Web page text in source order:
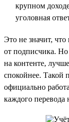
крупном
уголовная
Это не значит,
от подписчика. Но
на контенте,
спокойнее. Такой
официально
каждого перевода